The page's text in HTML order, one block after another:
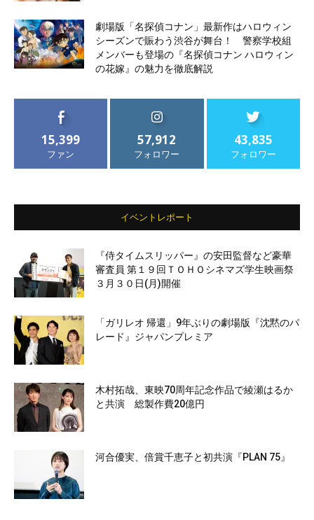
劇場版「名探偵コナン」最新作はハロウィン
シーズンで賑わう渋谷が舞台！ 警察学校組
メンバーも登場の『名探偵コナン ハロウィン
の花嫁』の魅力を徹底解説
15,399
ファン
57,912
フォロワー
43,835
フォロワー
イベントレポート
『侍タイムスリッパー』の安田監督など豪華
審査員 第１９回ＴＯＨＯシネマズ学生映画祭
３月３０日(月)開催
「ガリレオ 帰還」9年ぶりの劇場版『沈黙のパ
レード』ジャパンプレミア
木村拓哉、東映70周年記念作品で綾瀬はるか
と共演 総製作費20億円
河合優実、倍賞千恵子と初共演『PLAN 75』